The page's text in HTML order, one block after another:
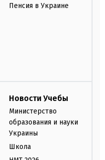
Пенсия в Украине
Новости Учебы
Министерство
образования и науки
Украины
Школа